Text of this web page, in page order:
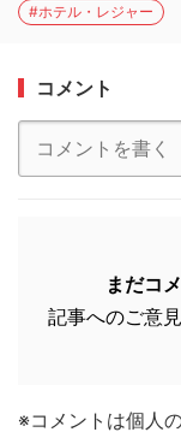
#ホテル・レジャー
コメント
まだコ
記事へのご意
※コメントは個人